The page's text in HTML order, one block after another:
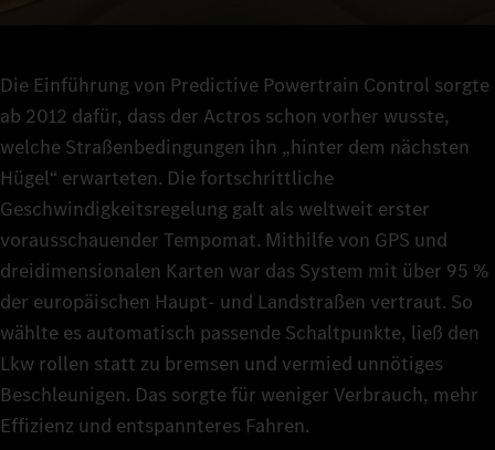
Die Einführung von Predictive Powertrain Control sorgte
ab 2012 dafür, dass der Actros schon vorher wusste,
welche Straßenbedingungen ihn „hinter dem nächsten
Hügel“ erwarteten. Die fortschrittliche
Geschwindigkeitsregelung galt als weltweit erster
vorausschauender Tempomat. Mithilfe von GPS und
dreidimensionalen Karten war das System mit über 95 %
der europäischen Haupt- und Landstraßen vertraut. So
wählte es automatisch passende Schaltpunkte, ließ den
Lkw rollen statt zu bremsen und vermied unnötiges
Beschleunigen. Das sorgte für weniger Verbrauch, mehr
Effizienz und entspannteres Fahren.